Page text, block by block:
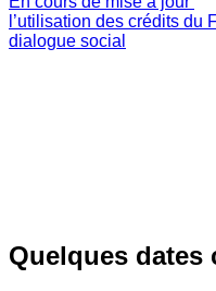
l’utilisation des crédits du
dialogue social
Quelques dates